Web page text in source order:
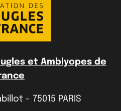
et Amblyopes de
- 75015 PARIS